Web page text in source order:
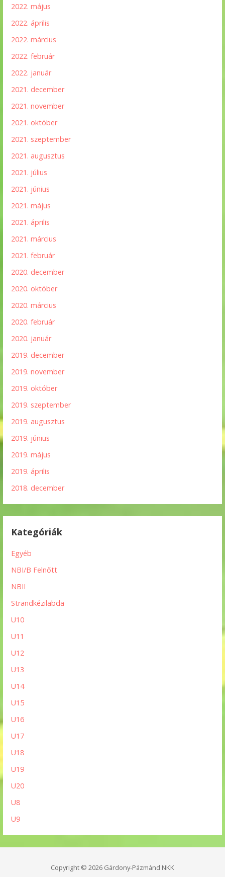
2022. május
2022. április
2022. március
2022. február
2022. január
2021. december
2021. november
2021. október
2021. szeptember
2021. augusztus
2021. július
2021. június
2021. május
2021. április
2021. március
2021. február
2020. december
2020. október
2020. március
2020. február
2020. január
2019. december
2019. november
2019. október
2019. szeptember
2019. augusztus
2019. június
2019. május
2019. április
2018. december
Kategóriák
Egyéb
NBI/B Felnőtt
NBII
Strandkézilabda
U10
U11
U12
U13
U14
U15
U16
U17
U18
U19
U20
U8
U9
Copyright © 2026 Gárdony-Pázmánd NKK